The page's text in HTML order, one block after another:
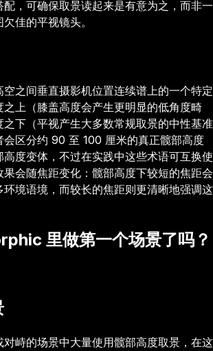
，可确保取景读起来是有意为之，而非一
佳的平视镜头。
之间垂直摄影机位置连续谱上的一个特定
之上（膝盖高度会产生更明显的低角度畸
下（平视产生大多数常规取景的中性基准
会区分约 90 至 100 厘米的真正髋部高度
度变体，不过在实践中这些术语可互换使
果会随焦距变化：髋部高度下较短的焦距会
境语境，而较长的焦距则更清晰地强调这
里做第一个场景了吗？
峙的场景中大量使用髋部高度取景，在这